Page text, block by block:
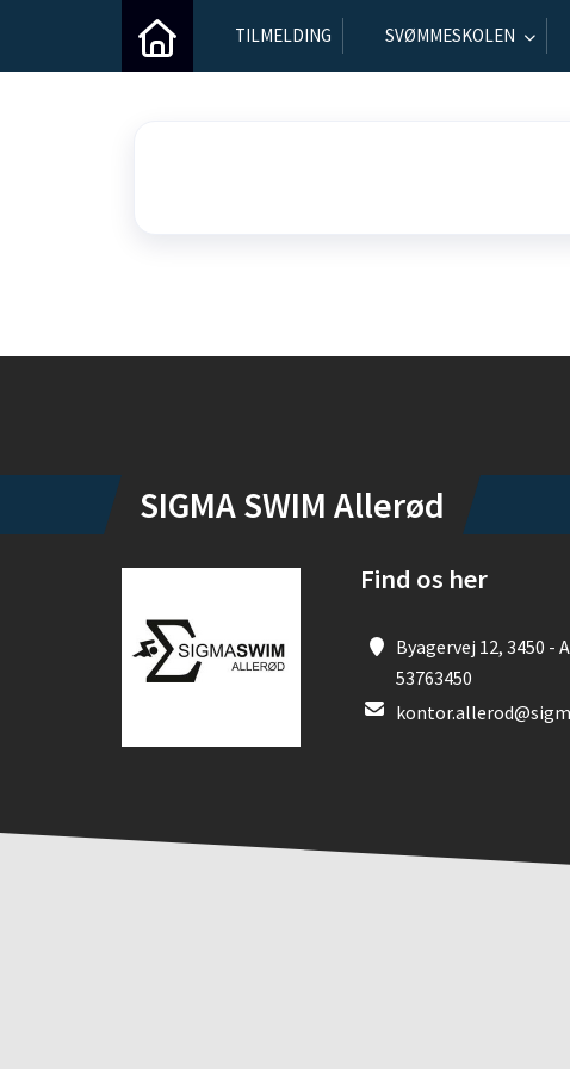
TILMELDING SVØMMESKOLEN
SIGMA SWIM Allerød
Find os her
Byagervej 12, 3450 -
53763450